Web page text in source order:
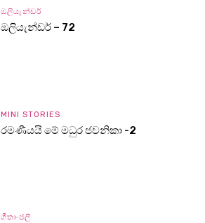
ඔලියැන්ඩර්
ඔලියැන්ඩර් – 72
MINI STORIES
රමණීයයි මේ මධුර ජවනිකා -2
ගීතාංජලී